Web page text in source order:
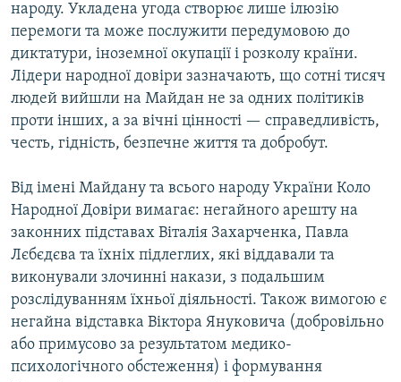
народу. Укладена угода створює лише ілюзію
перемоги та може послужити передумовою до
диктатури, іноземної окупації і розколу країни.
Лідери народної довіри зазначають, що сотні тисяч
людей вийшли на Майдан не за одних політиків
проти інших, а за вічні цінності — справедливість,
честь, гідність, безпечне життя та добробут.
Від імені Майдану та всього народу України Коло
Народної Довіри вимагає: негайного арешту на
законних підставах Віталія Захарченка, Павла
Лєбєдєва та їхніх підлеглих, які віддавали та
виконували злочинні накази, з подальшим
розслідуванням їхньої діяльності. Також вимогою є
негайна відставка Віктора Януковича (добровільно
або примусово за результатом медико-
психологічного обстеження) і формування